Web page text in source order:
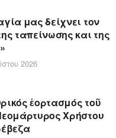
μας δείχνει τον
ταπείνωσης και της
2026
ἑορτασμός τοῦ
Χρήστου